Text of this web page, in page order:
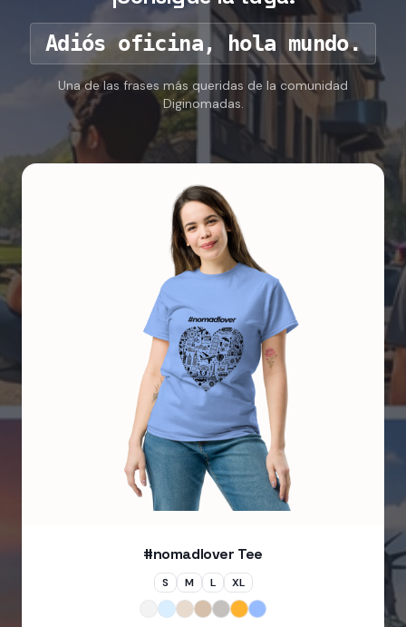
Adiós oficina, hola mundo.
Una de las frases más queridas de la comunidad
Diginomadas.
#nomadlover Tee
S M L XL